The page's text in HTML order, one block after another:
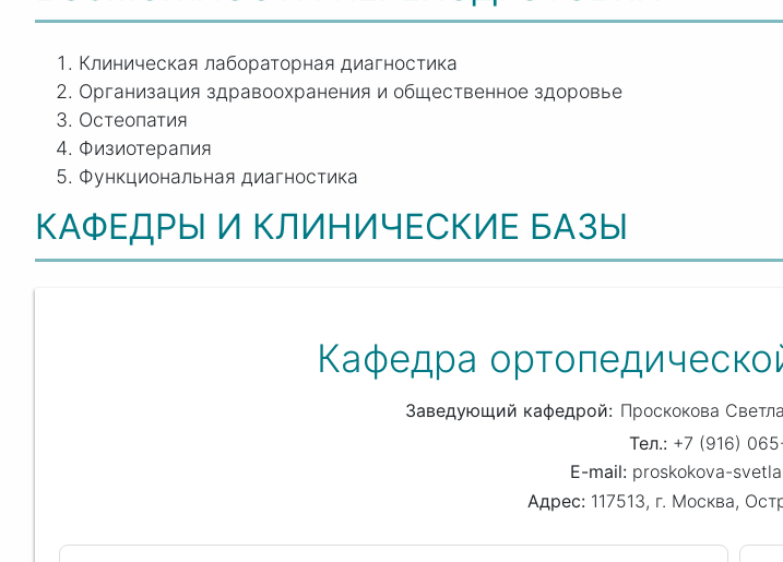
Клиническая лабораторная диагностика
Организация здравоохранения и общественное здоровье
Остеопатия
Физиотерапия
Функциональная диагностика
КАФЕДРЫ И КЛИНИЧЕСКИЕ БАЗЫ
Кафедра
Заведующий кафедрой Проскокова
+7 (916)
proskokova-
117513, г. Москва,